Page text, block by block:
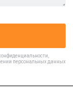
персональных данных